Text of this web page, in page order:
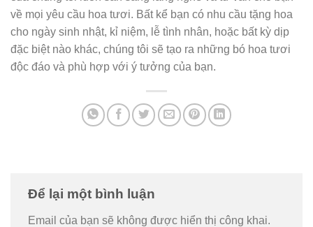
về mọi yêu cầu hoa tươi. Bất kể bạn có nhu cầu tặng hoa
cho ngày sinh nhật, kỉ niệm, lễ tình nhân, hoặc bất kỳ dịp
đặc biệt nào khác, chúng tôi sẽ tạo ra những bó hoa tươi
độc đáo và phù hợp với ý tưởng của bạn.
Để lại một bình luận
Email của bạn sẽ không được hiển thị công khai.